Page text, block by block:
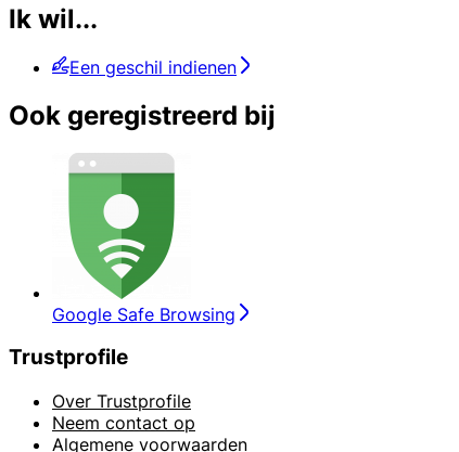
Ik wil...
Een geschil indienen
Ook geregistreerd bij
Google Safe Browsing
Trustprofile
Over Trustprofile
Neem contact op
Algemene voorwaarden